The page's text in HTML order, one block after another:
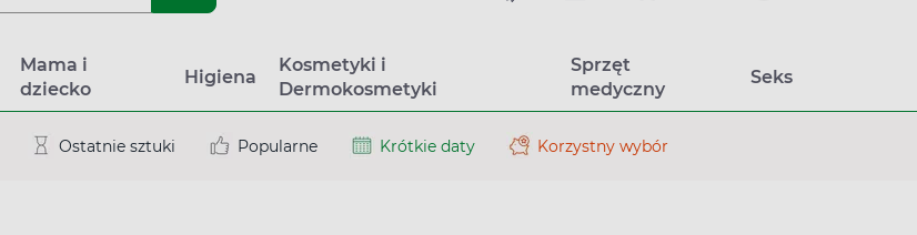
Mama i
dziecko
Higiena
Kosmetyki i
Dermokosmetyki
Sprzęt
medyczny
Seks
Ostatnie sztuki Popularne Krótkie daty Korzystny wybór